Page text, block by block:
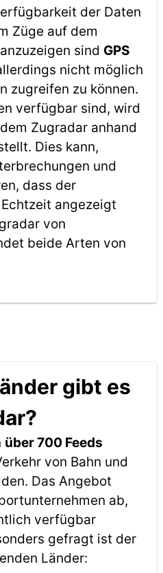
der Daten
Züge auf dem
sind GPS
nicht möglich
zugreifen zu können.
verfügbar sind, wird
Zugradar anhand
Dies kann,
und
dass der
angezeigt
von
beide Arten von
gibt es
über 700 Feeds
von Bahn und
Das Angebot
ab,
verfügbar
gefragt ist der
Länder: